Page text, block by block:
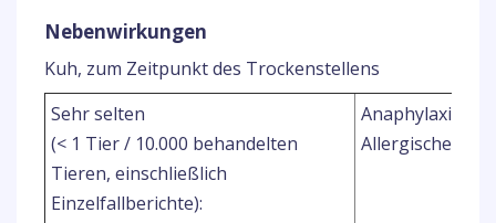
Nebenwirkungen
Kuh, zum Zeitpunkt des Trockenstellens
Sehr selten
(< 1 Tier / 10.000 behandelten
Tieren, einschließlich
Einzelfallberichte):
Anaphylaxie.
Allergische